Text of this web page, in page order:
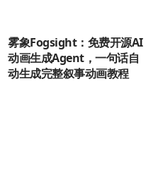
雾象Fogsight：免费开源AI
动画生成Agent，一句话自
动生成完整叙事动画教程